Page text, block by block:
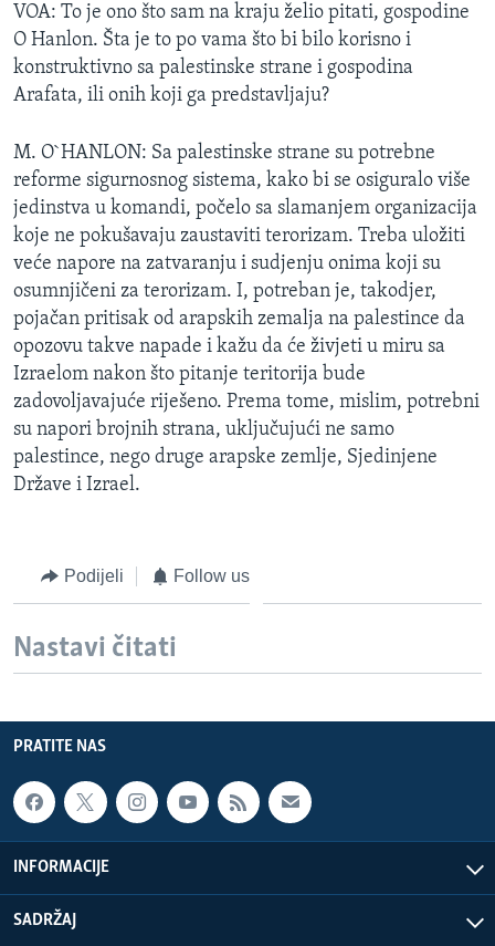
VOA: To je ono što sam na kraju želio pitati, gospodine
O Hanlon. Šta je to po vama što bi bilo korisno i
konstruktivno sa palestinske strane i gospodina
Arafata, ili onih koji ga predstavljaju?
M. O`HANLON: Sa palestinske strane su potrebne
reforme sigurnosnog sistema, kako bi se osiguralo više
jedinstva u komandi, počelo sa slamanjem organizacija
koje ne pokušavaju zaustaviti terorizam. Treba uložiti
veće napore na zatvaranju i sudjenju onima koji su
osumnjičeni za terorizam. I, potreban je, takodjer,
pojačan pritisak od arapskih zemalja na palestince da
opozovu takve napade i kažu da će živjeti u miru sa
Izraelom nakon što pitanje teritorija bude
zadovoljavajuće riješeno. Prema tome, mislim, potrebni
su napori brojnih strana, uključujući ne samo
palestince, nego druge arapske zemlje, Sjedinjene
Države i Izrael.
Podijeli Follow us
Nastavi čitati
PRATITE NAS
INFORMACIJE
SADRŽAJ